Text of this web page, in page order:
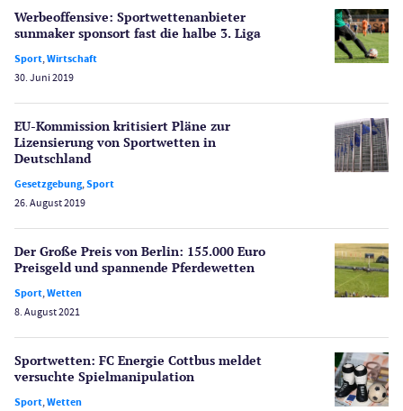
Lotterie
Poker
Schlagzeilen
Spiele
Spielerschutz
Sport
Wetten
Wirtschaft
PayPal Casinos
Merkur Casinos
Spielautomaten
Casino Testberichte
Bonus Ohne Einzahlung
Werbeoffensive: Sportwettenanbieter
sunmaker sponsort fast die halbe 3. Liga
Sport,Wirtschaft
30. Juni 2019
EU-Kommission kritisiert Pläne zur
Lizensierung von Sportwetten in
Deutschland
Gesetzgebung,Sport
26. August 2019
Der Große Preis von Berlin: 155.000 Euro
Preisgeld und spannende Pferdewetten
Sport,Wetten
8. August 2021
Sportwetten: FC Energie Cottbus meldet
versuchte Spiel­manipulation
Sport,Wetten